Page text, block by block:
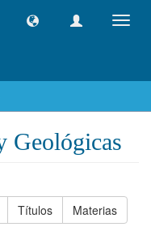
Geológicas
Títulos Materias